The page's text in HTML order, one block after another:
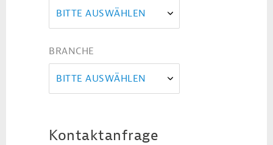
BITTE AUSWÄHLEN
BRANCHE
BITTE AUSWÄHLEN
Kontaktanfrage